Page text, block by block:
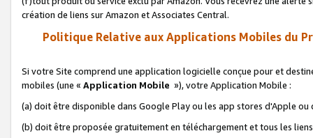
création de liens sur Amazon et Associates Central.
Politique Relative aux Applications Mobiles du
Si votre Site comprend une application logicielle conçue pour et
mobiles (une « Application Mobile »), votre Application Mobile :
(a) doit être disponible dans Google Play ou les app stores d'Apple ou
(b) doit être proposée gratuitement en téléchargement et tous les